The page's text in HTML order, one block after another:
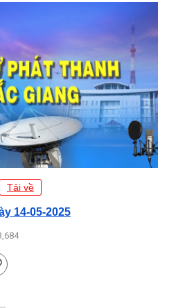
Tải về
14-05-2025